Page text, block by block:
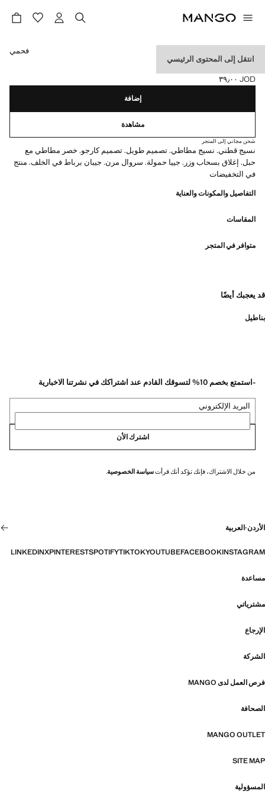
انتقل إلى المحتوى الرئيسي
سروال جوغر كارغو برباط
السعر الحالي [JOD ٣٩٫٠٠ ]
JOD ٣٩٫٠٠
حدد اللون
فحمي
إضافة
مشاهدة
شحن مجاني إلى المتجر
نسيج قطني. نسيج مطاطي. تصميم طويل. تصميم كارجو. خصر مطاطي مع
حبل. إغلاق بسحاب وزر. جييا حمولة. سروال مرن. جيبان برباط في الخلف. منتج
في التخفيضات
التفاصيل والمكونات والعناية
المقاسات
متوافر في المتجر
قد يعجبك أيضًا
بناطيل
-استمتع بخصم 10% لتسوقك القادم عند اشتراكك في نشرتنا الاخبارية
البريد الإلكتروني
اشترك الأن
من خلال الاشتراك، فإنك تؤكد أنك قرأتسياسة الخصوصية.
الأردن·العربية
INSTAGRAM
FACEBOOK
YOUTUBE
TIKTOK
SPOTIFY
PINTEREST
X
LINKEDIN
مساعدة
مشترياتي
الإرجاع
الشركة
فرص العمل لدى MANGO
الصحافة
MANGO OUTLET
SITE MAP
المسؤولية